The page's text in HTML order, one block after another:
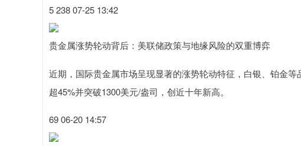
5 238 07-25 13:42
贵金属涨势轮动背后：美联储政策与地缘风险的双重博弈
近期，国际贵金属市场呈现显著的涨势轮动特征，白银、铂金
超45%并突破1300美元/盎司，创近十年新高。
69 06-20 14:57